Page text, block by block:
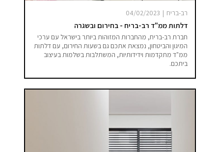
רב-בריח |
04/02/2023
דלתות ממ"ד רב-בריח - בחירום ובשגרה
חברת רב-בריח, מהחברות המזוהות ביותר בישראל עם ערכי
המיגון והביטחון, נמצאת אתכם גם בשעות החירום, עם דלתות
ממ"ד מתקדמות וידידותיות, המשתלבות בשלמות בעיצוב
ביתכם.